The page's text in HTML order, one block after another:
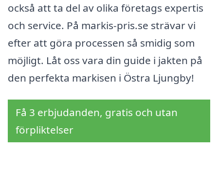
också att ta del av olika företags expertis
och service. På markis-pris.se strävar vi
efter att göra processen så smidig som
möjligt. Låt oss vara din guide i jakten på
den perfekta markisen i Östra Ljungby!
Få 3 erbjudanden, gratis och utan
förpliktelser